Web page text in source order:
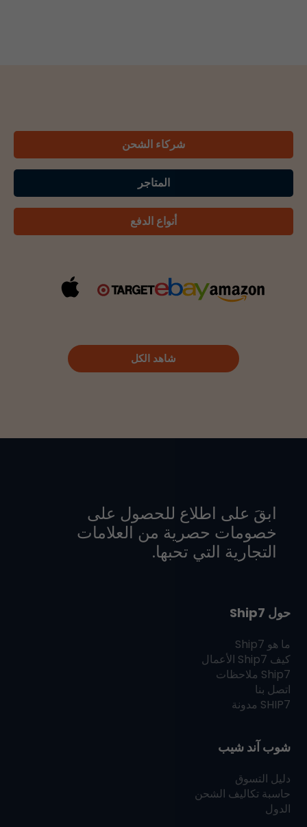
شركاء الشحن
المتاجر
أنواع الدفع
شاهد الكل
ابقَ على اطلاع للحصول على
خصومات حصرية من العلامات
التجارية التي تحبها.
حول Ship7
ما هو Ship7
كيف Ship7 الأعمال
Ship7 ملاحظات
اتصل بنا
SHIP7 مدونة
شوب آند شيب
دليل التسوق
حاسبة تكاليف الشحن
الدول